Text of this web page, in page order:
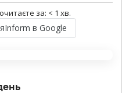
за: < 1 хв.
в Google